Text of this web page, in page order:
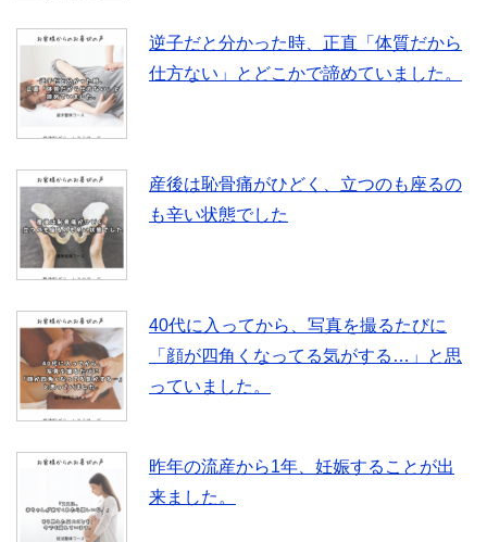
逆子だと分かった時、正直「体質だから
仕方ない」とどこかで諦めていました。
産後は恥骨痛がひどく、立つのも座るの
も辛い状態でした
40代に入ってから、写真を撮るたびに
「顔が四角くなってる気がする…」と思
っていました。
昨年の流産から1年、妊娠することが出
来ました。